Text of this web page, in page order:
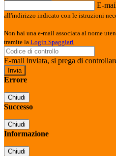
E-
all'indirizzo indicato con le istruzioni
Non hai una e-mail associata al nome
tramite la Login Spaggiari
E-mail inviata, si prega di
Errore
Chiudi
Successo
Chiudi
Informazione
Chiudi